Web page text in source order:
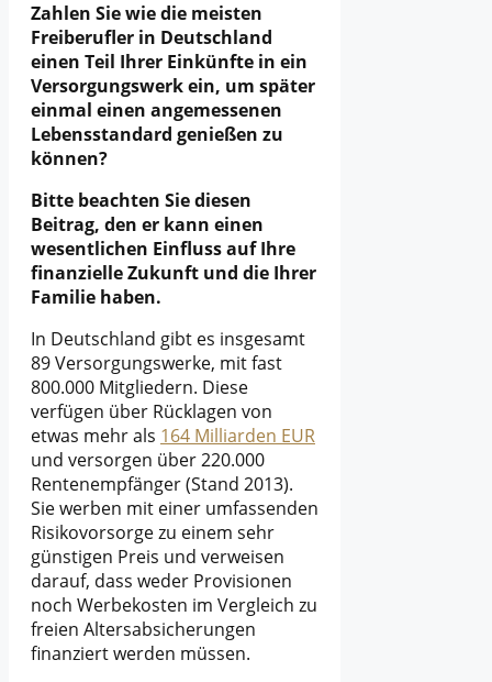
Zahlen Sie wie die meisten
Freiberufler in Deutschland
einen Teil Ihrer Einkünfte in ein
Versorgungswerk ein, um später
einmal einen angemessenen
Lebensstandard genießen zu
können?
Bitte beachten Sie diesen
Beitrag, den er kann einen
wesentlichen Einfluss auf Ihre
finanzielle Zukunft und die Ihrer
Familie haben.
In Deutschland gibt es insgesamt
89 Versorgungswerke, mit fast
800.000 Mitgliedern. Diese
verfügen über Rücklagen von
etwas mehr als 164 Milliarden EUR
und versorgen über 220.000
Rentenempfänger (Stand 2013).
Sie werben mit einer umfassenden
Risikovorsorge zu einem sehr
günstigen Preis und verweisen
darauf, dass weder Provisionen
noch Werbekosten im Vergleich zu
freien Altersabsicherungen
finanziert werden müssen.